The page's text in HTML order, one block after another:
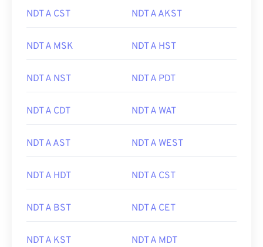
NDT A CST NDT A AKST
NDT A MSK NDT A HST
NDT A NST NDT A PDT
NDT A CDT NDT A WAT
NDT A AST NDT A WEST
NDT A HDT NDT A CST
NDT A BST NDT A CET
NDT A KST NDT A MDT